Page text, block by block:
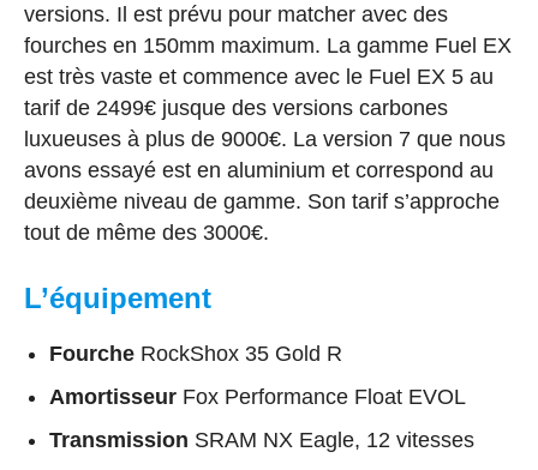
versions. Il est prévu pour matcher avec des
fourches en 150mm maximum. La gamme Fuel EX
est très vaste et commence avec le Fuel EX 5 au
tarif de 2499€ jusque des versions carbones
luxueuses à plus de 9000€. La version 7 que nous
avons essayé est en aluminium et correspond au
deuxième niveau de gamme. Son tarif s’approche
tout de même des 3000€.
L’équipement
Fourche RockShox 35 Gold R
Amortisseur Fox Performance Float EVOL
Transmission SRAM NX Eagle, 12 vitesses